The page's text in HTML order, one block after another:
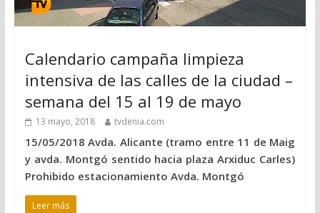
Calendario campaña limpieza
intensiva de las calles de la ciudad –
semana del 15 al 19 de mayo
13 mayo, 2018 tvdenia.com
15/05/2018 Avda. Alicante (tramo entre 11 de Maig
y avda. Montgó sentido hacia plaza Arxiduc Carles)
Prohibido estacionamiento Avda. Montgó
Leer más